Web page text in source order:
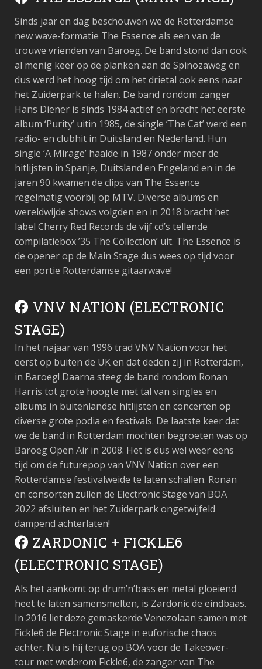
Sinds jaar en dag beschouwen we de Rotterdamse
new wave-formatie The Essence als een van de
trouwe vrienden van Baroeg. De band stond dan ook
al menig keer op de planken aan de Spinozaweg en
dus werd het hoog tijd om het drietal ook eens naar
het Zuiderpark te halen. De band rondom zanger
Hans Diener is sinds 1984 actief en bracht het eerste
album ‘Purity’ uitin 1985, de single ‘The Cat’ werd een
radio- en clubhit in Duitsland en Nederland. Hun
single ‘A Mirage’ haalde in 1987 onder meer de
hitlijsten in Spanje, Duitsland en Engeland en in de
jaren 90 kwamen de clips van The Essence
regelmatig voorbij op MTV. Diverse albums en
wereldwijde shows volgden en in 2018 bracht het
label Cherry Red Records de vijf cd’s tellende
compilatiebox ’35 The Collection’ uit. The Essence is
de opener op de Main Stage dus wees op tijd voor
een portie Rotterdamse gitaarwave!
VNV NATION (ELECTRONIC
STAGE)
In het najaar van 1996 trad VNV Nation voor het
eerst op buiten de UK en dat deden zij in Rotterdam,
in Baroeg! Daarna steeg de band rondom Ronan
Harris tot grote hoogte met tal van singles en
albums in buitenlandse hitlijsten en concerten op
diverse grote podia en festivals. De laatste keer dat
we de band in Rotterdam mochten begroeten was op
Baroeg Open Air in 2008. Het is dus wel weer eens
tijd om de futurepop van VNV Nation over een
Rotterdamse festivalweide te laten schallen. Ronan
en consorten zullen de Electronic Stage van BOA
2022 afsluiten en het Zuiderpark ongetwijfeld
dampend achterlaten!
ZARDONIC + FICKLE6
(ELECTRONIC STAGE)
Als het aankomt op drum’n’bass en metal gloeiend
heet te laten samensmelten, is Zardonic de eindbaas.
In 2016 liet deze gemaskerde Venezolaan samen met
Fickle6 de Electronic Stage in euforische chaos
achter. Nu is hij terug op BOA voor de Takeover-
tour met wederom Fickle6, de zanger van The